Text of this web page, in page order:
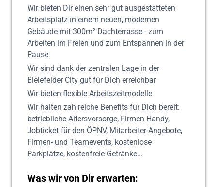
Wir bieten Dir einen sehr gut ausgestatteten
Arbeitsplatz in einem neuen, modernen
Gebäude mit 300m² Dachterrasse - zum
Arbeiten im Freien und zum Entspannen in der
Pause
Wir sind dank der zentralen Lage in der
Bielefelder City gut für Dich erreichbar
Wir bieten flexible Arbeitszeitmodelle
Wir halten zahlreiche Benefits für Dich bereit:
betriebliche Altersvorsorge, Firmen-Handy,
Jobticket für den ÖPNV, Mitarbeiter-Angebote,
Firmen- und Teamevents, kostenlose
Parkplätze, kostenfreie Getränke...
Was wir von Dir erwarten: